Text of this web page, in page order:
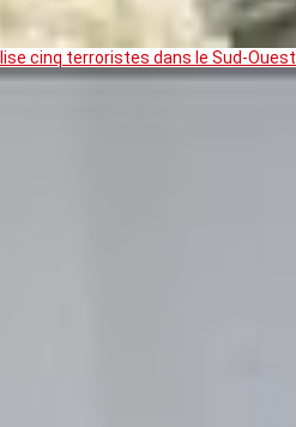
cinq terroristes dans le Sud-Ouest